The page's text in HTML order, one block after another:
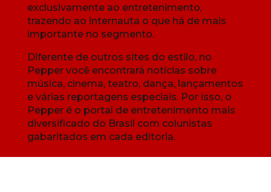
exclusivamente ao entretenimento,
trazendo ao internauta o que há de mais
importante no segmento.
Diferente de outros sites do estilo, no
Pepper você encontrará notícias sobre
música, cinema, teatro, dança, lançamentos
e várias reportagens especiais. Por isso, o
Pepper é o portal de entretenimento mais
diversificado do Brasil com colunistas
gabaritados em cada editoria.